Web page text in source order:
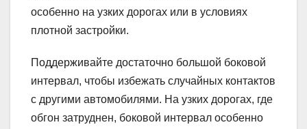
особенно на узких дорогах или в условиях
плотной застройки.
Поддерживайте достаточно большой боковой
интервал, чтобы избежать случайных контактов
с другими автомобилями. На узких дорогах, где
обгон затруднен, боковой интервал особенно